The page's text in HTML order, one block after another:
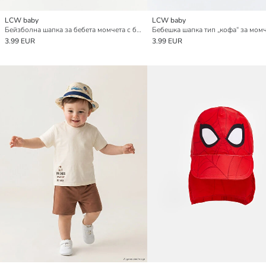
LCW baby
Бейзболна шапка за бебета момчета с бродерия „Париж“
3.99 EUR
LCW baby
3.99 EUR